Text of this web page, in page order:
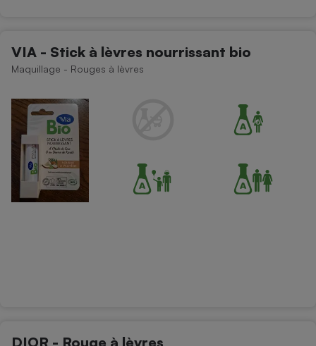
VIA - Stick à lèvres nourrissant bio
Maquillage - Rouges à lèvres
DIOR - Rouge à lèvres